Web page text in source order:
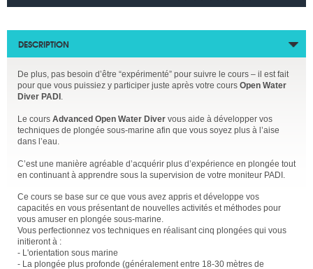
DESCRIPTION
De plus, pas besoin d’être “expérimenté” pour suivre le cours – il est fait
pour que vous puissiez y participer juste après votre cours Open Water
Diver PADI .
Le cours Advanced Open Water Diver vous aide à développer vos
techniques de plongée sous-marine afin que vous soyez plus à l’aise
dans l’eau.
C’est une manière agréable d’acquérir plus d’expérience en plongée tout
en continuant à apprendre sous la supervision de votre moniteur PADI.
Ce cours se base sur ce que vous avez appris et développe vos
capacités en vous présentant de nouvelles activités et méthodes pour
vous amuser en plongée sous-marine.
Vous perfectionnez vos techniques en réalisant cinq plongées qui vous
initieront à :
- L'orientation sous marine
- La plongée plus profonde (généralement entre 18-30 mètres de